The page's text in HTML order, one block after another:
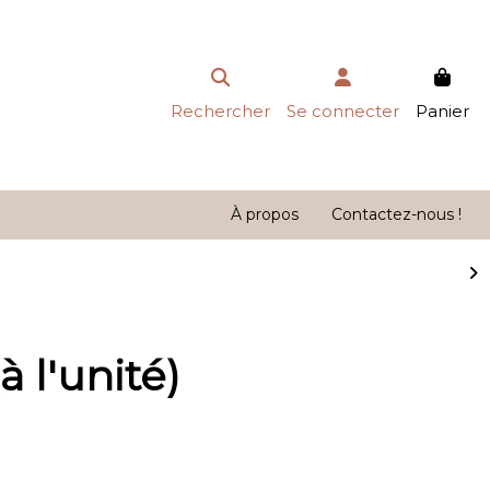
Rechercher Se connecter Panier
Contactez-nous !
À propos
l'unité)